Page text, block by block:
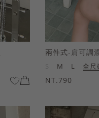
兩件式-肩可調
M L 全尺
NT.790